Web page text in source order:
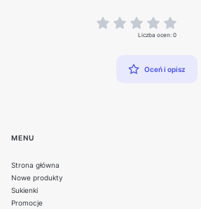
Liczba ocen: 0
Oceń i opisz
Linki w stopce
MENU
Strona główna
Nowe produkty
Sukienki
Promocje